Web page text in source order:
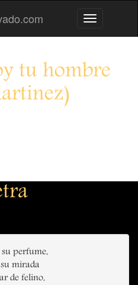
Toggle
tu hombre
perfume,
mirada
de felino,